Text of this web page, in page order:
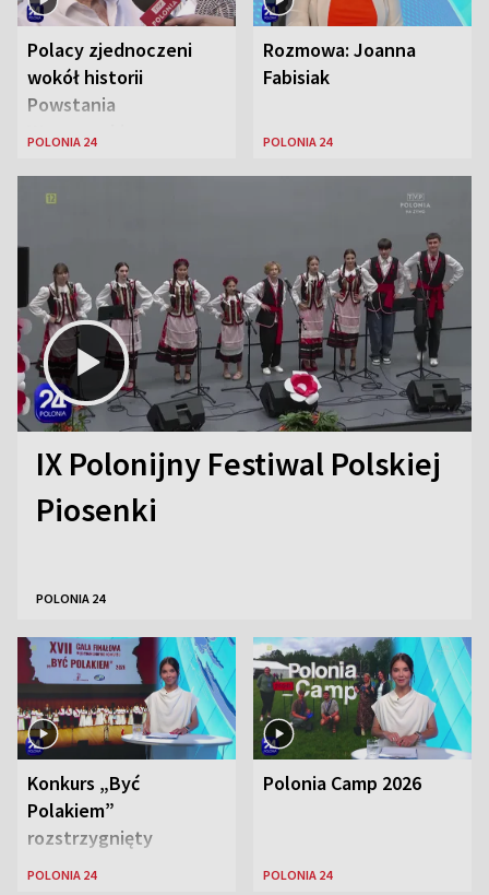
Polacy zjednoczeni
wokół historii
Powstania
Warszawskiego
POLONIA 24
Rozmowa: Joanna
Fabisiak
POLONIA 24
IX Polonijny Festiwal Polskiej
Piosenki
POLONIA 24
Konkurs „Być
Polakiem”
rozstrzygnięty
POLONIA 24
Polonia Camp 2026
POLONIA 24